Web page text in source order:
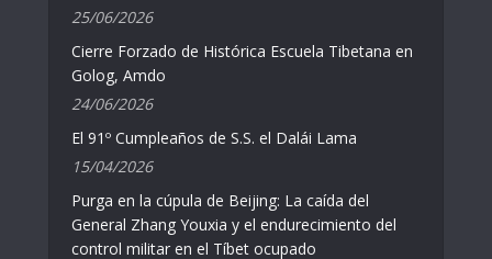
25/06/2026
Cierre Forzado de Histórica Escuela Tibetana en
Golog, Amdo
24/06/2026
El 91º Cumpleaños de S.S. el Dalái Lama
15/04/2026
Purga en la cúpula de Beijing: La caída del
General Zhang Youxia y el endurecimiento del
control militar en el Tíbet ocupado